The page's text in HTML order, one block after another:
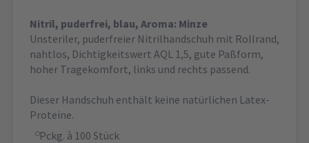
Nitril, puderfrei, blau, Aroma: Minze
Unsteriler, puderfreier Nitrilhandschuh mit Rollrand,
nahtlos, Dichtigkeitswert AQL 1,5, gute Paßform,
hoher Tragekomfort, links und rechts passend.
Dieser Handschuh enthält keine natürlichen Latex-
Proteine.
Pckg. à 100 Stück